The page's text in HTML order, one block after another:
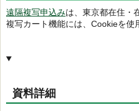
遠隔複写申込みは、東京都在住・
複写カート機能には、Cookieを
資料詳細